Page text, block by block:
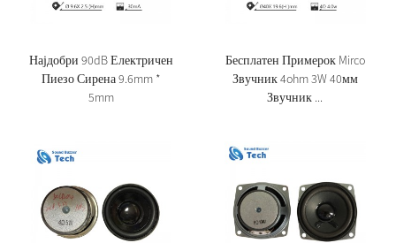
Најдобри 90dB Електричен
Пиезо Сирена 9.6mm *
5mm
Бесплатен Примерок Mirco
Звучник 4ohm 3W 40мм
Звучник ...